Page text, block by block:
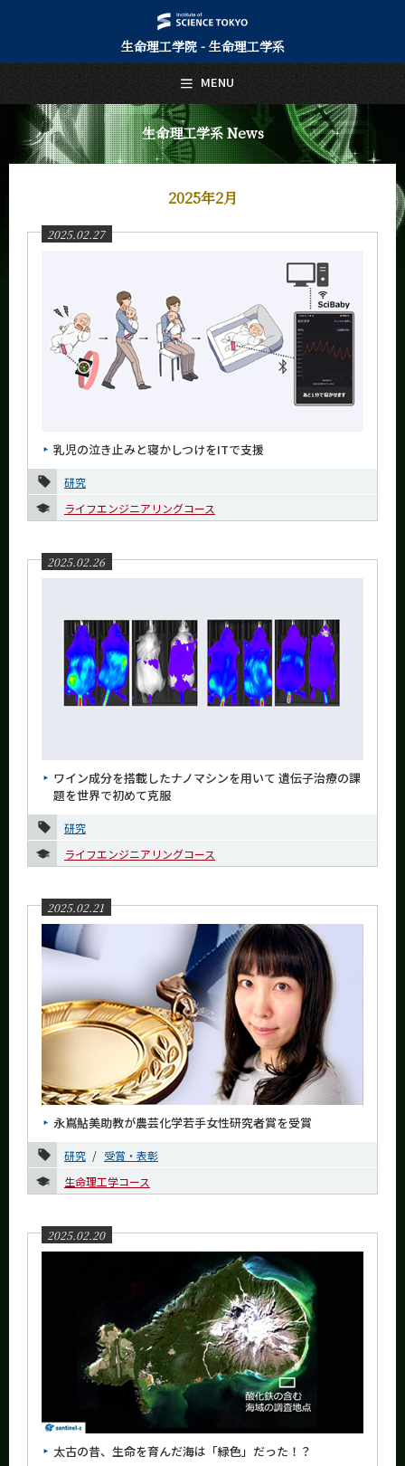
生命理工学院 - 生命理工学系
生命理工学系 News
2025年2月
2025.02.27
乳児の泣き止みと寝かしつけをITで支援
研究
ライフエンジニアリングコース
2025.02.26
ワイン成分を搭載したナノマシンを用いて 遺伝子治療の課
題を世界で初めて克服
研究
ライフエンジニアリングコース
2025.02.21
永嶌鮎美助教が農芸化学若手女性研究者賞を受賞
研究
受賞・表彰
生命理工学コース
2025.02.20
太古の昔、生命を育んだ海は「緑色」だった！？
MENU
日本語 English
トップページ
Top Page
生命理工学系について
About Us
未来
Future
入学案内
Admissions
News 一覧
カテゴリ別
課程別
月別
2025年
12月
11月
10月
8月
7月
5月
3月
1月
2024年
2023年
2021年
2020年
2017年
Event Calendar
サイト構成
学内向け情報